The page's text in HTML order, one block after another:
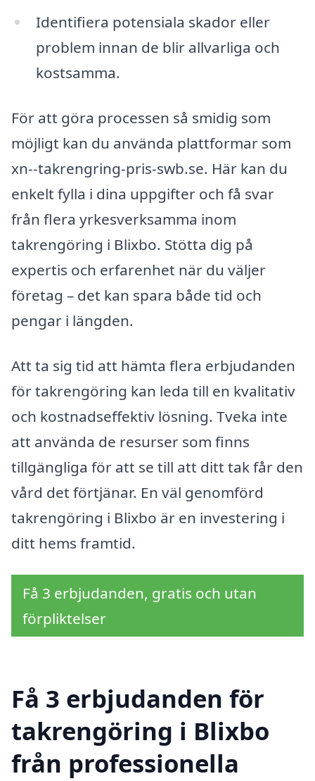
Identifiera potensiala skador eller
problem innan de blir allvarliga och
kostsamma.
För att göra processen så smidig som
möjligt kan du använda plattformar som
xn--takrengring-pris-swb.se. Här kan du
enkelt fylla i dina uppgifter och få svar
från flera yrkesverksamma inom
takrengöring i Blixbo. Stötta dig på
expertis och erfarenhet när du väljer
företag – det kan spara både tid och
pengar i längden.
Att ta sig tid att hämta flera erbjudanden
för takrengöring kan leda till en kvalitativ
och kostnadseffektiv lösning. Tveka inte
att använda de resurser som finns
tillgängliga för att se till att ditt tak får den
vård det förtjänar. En väl genomförd
takrengöring i Blixbo är en investering i
ditt hems framtid.
Få 3 erbjudanden, gratis och utan
förpliktelser
Få 3 erbjudanden för
takrengöring i Blixbo
från professionella